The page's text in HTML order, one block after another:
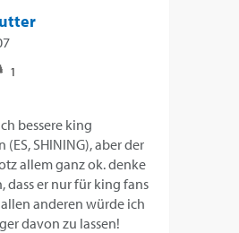
bessere king
SHINING), aber der
allem ganz ok. denke
dass er nur für king fans
anderen würde ich
davon zu lassen!